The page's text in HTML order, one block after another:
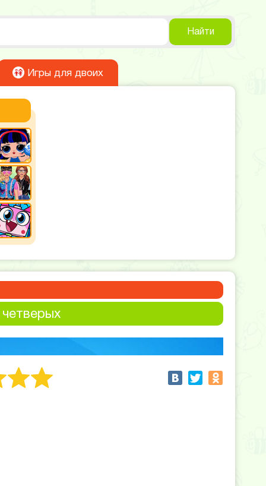
Найти
Игры для двоих